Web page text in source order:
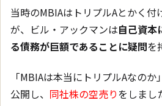
当時のMBIAはトリプルAとかく付
が、ビル・アックマンは自己資本
る債務が巨額であることに疑問を
「MBIAは本当にトリプルAなの
公開し、 同社株の空売りをしまし